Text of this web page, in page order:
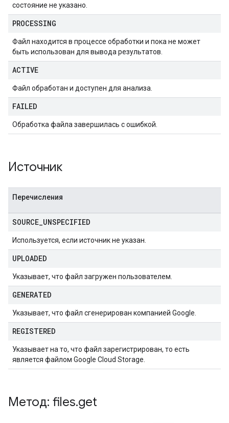
состояние не указано.
PROCESSING
Файл находится в процессе обработки и пока не может
быть использован для вывода результатов.
ACTIVE
Файл обработан и доступен для анализа.
FAILED
Обработка файла завершилась с ошибкой.
Источник
Перечисления
SOURCE UNSPECIFIED
Используется, если источник не указан.
UPLOADED
Указывает, что файл загружен пользователем.
GENERATED
Указывает, что файл сгенерирован компанией Google.
REGISTERED
Указывает на то, что файл зарегистрирован, то есть
является файлом Google Cloud Storage.
Метод: files.get